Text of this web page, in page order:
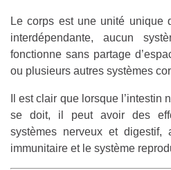
Le corps est une unité unique
interdépendante, aucun
fonctionne sans partage
ou plusieurs autres systèmes
Il est clair que lorsque l’intestin
se doit, il peut avoir des
systèmes nerveux et
immunitaire et le système